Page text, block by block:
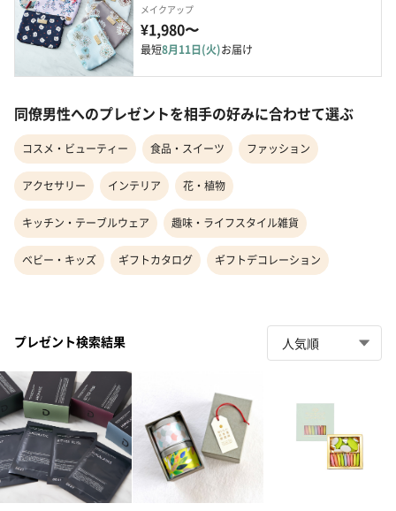
メイクアップ
¥1,980〜
最短8月11日(火)お届け
同僚男性へのプレゼントを相手の好みに合わせて選ぶ
コスメ・ビューティー 食品・スイーツ ファッション
アクセサリー インテリア 花・植物
キッチン・テーブルウェア 趣味・ライフスタイル雑貨
ベビー・キッズ ギフトカタログ ギフトデコレーション
プレゼント検索結果